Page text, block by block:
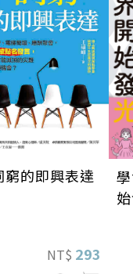
窮的即興表達
NT$ 293